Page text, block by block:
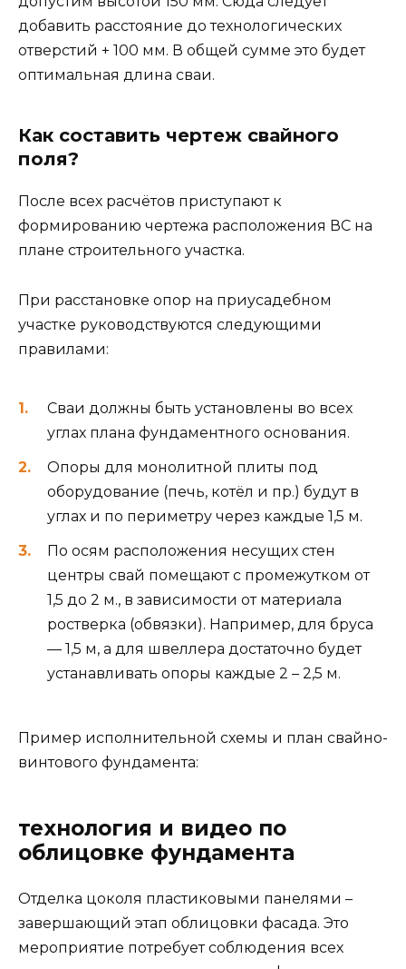
добавить расстояние до технологических
отверстий + 100 мм. В общей сумме это будет
оптимальная длина сваи.
Как составить чертеж свайного
поля?
После всех расчётов приступают к
формированию чертежа расположения ВС на
плане строительного участка.
При расстановке опор на приусадебном
участке руководствуются следующими
правилами:
Сваи должны быть установлены во всех
углах плана фундаментного основания.
Опоры для монолитной плиты под
оборудование (печь, котёл и пр.) будут в
углах и по периметру через каждые 1,5 м.
По осям расположения несущих стен
центры свай помещают с промежутком от
1,5 до 2 м., в зависимости от материала
ростверка (обвязки). Например, для бруса
— 1,5 м, а для швеллера достаточно будет
устанавливать опоры каждые 2 – 2,5 м.
Пример исполнительной схемы и план свайно-
винтового фундамента:
технология и видео по
облицовке фундамента
Отделка цоколя пластиковыми панелями –
завершающий этап облицовки фасада. Это
мероприятие потребует соблюдения всех